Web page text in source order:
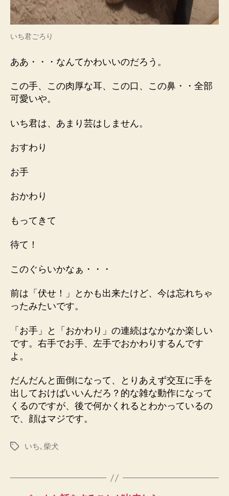
いち君ごろり
ああ・・・なんてかわいいのだろう。
この手、この肉厚な耳、この口、この鼻・・全部
可愛いや。
いち君は、あまり芸はしません。
おすわり
お手
おかわり
もってきて
待て！
このぐらいかなぁ・・・
前は「伏せ！」とかも出来たけど、今は忘れちゃ
ったみたいです。
「お手」と「おかわり」の連続はなかなか楽しい
です。右手でお手、左手でおかわりするんです
よ。
だんだんと面倒になって、とりあえず交互に手を
出しておけばいいんだろ？的な雑な動作になって
くるのですが、後で何かくれるとわかっているの
で、顔はマジです。
タ
いち, 柴犬